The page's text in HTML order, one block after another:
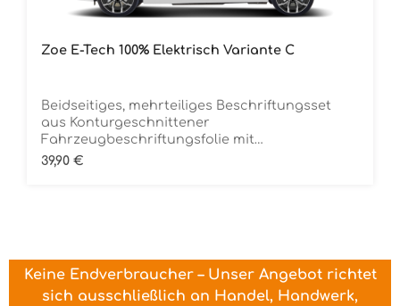
Zoe E-Tech 100% Elektrisch Variante C
Beidseitiges, mehrteiliges Beschriftungsset
aus Konturgeschnittener
Fahrzeugbeschriftungsfolie mit
ÜbertragungstapeDie Folie ist Rückstandsfrei
Regulärer Preis:
39,90 €
Keine Endverbraucher – Unser Angebot richtet
sich ausschließlich an Handel, Handwerk,